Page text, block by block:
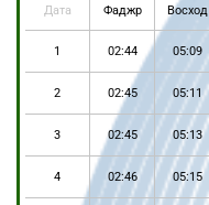
Дата Фаджр Восход
1 02:44 05:09
2 02:45 05:11
3 02:45 05:13
4 02:46 05:15